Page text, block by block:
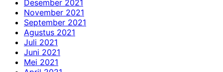
Desember 2021
November 2021
September 2021
Agustus 2021
Juli 2021
Juni 2021
Mei 2021